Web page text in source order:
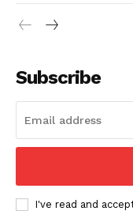
Subscribe
I've read and